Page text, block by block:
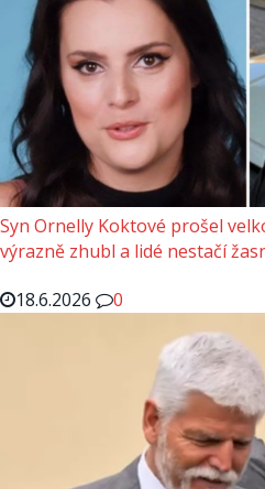
Syn Ornelly Koktové prošel
výrazně zhubl a lidé nestačí
18.6.2026
0